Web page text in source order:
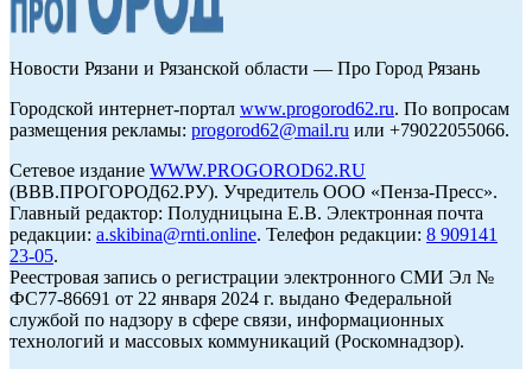
Новости Рязани и Рязанской области — Про Город Рязань
Городской интернет-портал www.progorod62.ru. По вопросам
размещения рекламы: progorod62@mail.ru или +79022055066.
Сетевое издание WWW.PROGOROD62.RU
(ВВВ.ПРОГОРОД62.РУ). Учредитель ООО «Пенза-Пресс».
Главный редактор: Полудницына Е.В. Электронная почта
редакции: a.skibina@rnti.online. Телефон редакции: 8 909141
23-05.
Реестровая запись о регистрации электронного СМИ Эл №
ФС77-86691 от 22 января 2024 г. выдано Федеральной
службой по надзору в сфере связи, информационных
технологий и массовых коммуникаций (Роскомнадзор).